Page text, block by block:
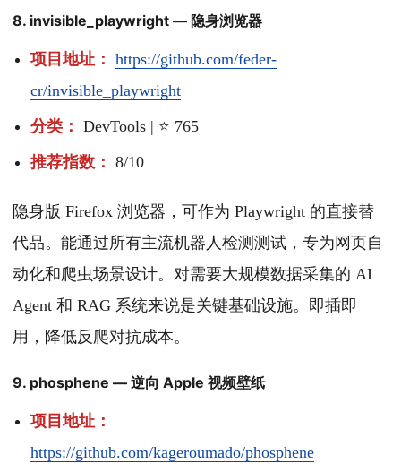
8. invisible_playwright — 隐身浏览器
项目地址： https://github.com/feder-
cr/invisible_playwright
分类： DevTools | ⭐ 765
推荐指数： 8/10
隐身版 Firefox 浏览器，可作为 Playwright 的直接替
代品。能通过所有主流机器人检测测试，专为网页自
动化和爬虫场景设计。对需要大规模数据采集的 AI
Agent 和 RAG 系统来说是关键基础设施。即插即
用，降低反爬对抗成本。
9. phosphene — 逆向 Apple 视频壁纸
项目地址：
https://github.com/kageroumado/phosphene